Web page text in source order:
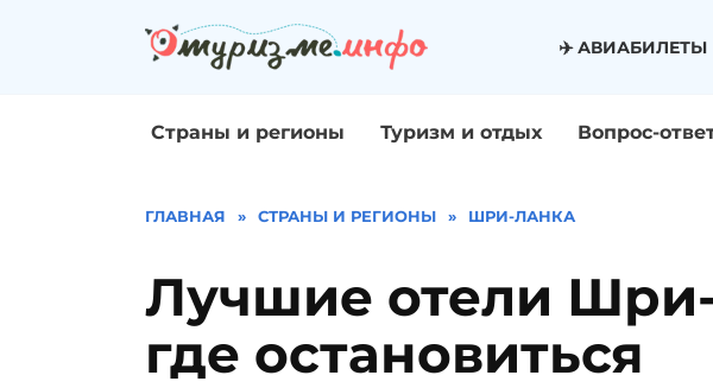
✈️ АВИАБИЛЕТЫ
Страны и регионы Туризм и отдых Вопрос-
ГЛАВНАЯ » СТРАНЫ И РЕГИОНЫ » ШРИ-ЛАНКА
Лучшие отели
где остановиться